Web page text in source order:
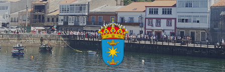
Skip
to
content
Skip
to
main
navigation
Skip
to
footer